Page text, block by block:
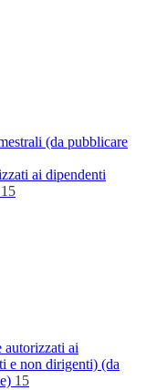
(da pubblicare
ai dipendenti
15
ai
e non dirigenti) (da
15